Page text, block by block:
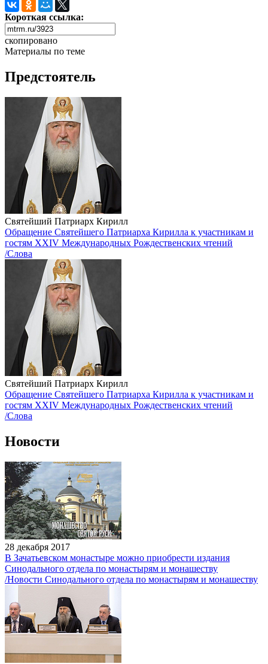
Короткая ссылка:
скопировано
Материалы по теме
Предстоятель
Святейший Патриарх Кирилл
Обращение Святейшего Патриарха Кирилла к участникам и
гостям XXIV Международных Рождественских чтений
/Слова
Святейший Патриарх Кирилл
Обращение Святейшего Патриарха Кирилла к участникам и
гостям XXIV Международных Рождественских чтений
/Слова
Новости
28 декабря 2017
В Зачатьевском монастыре можно приобрести издания
Синодального отдела по монастырям и монашеству
/Новости Синодального отдела по монастырям и монашеству